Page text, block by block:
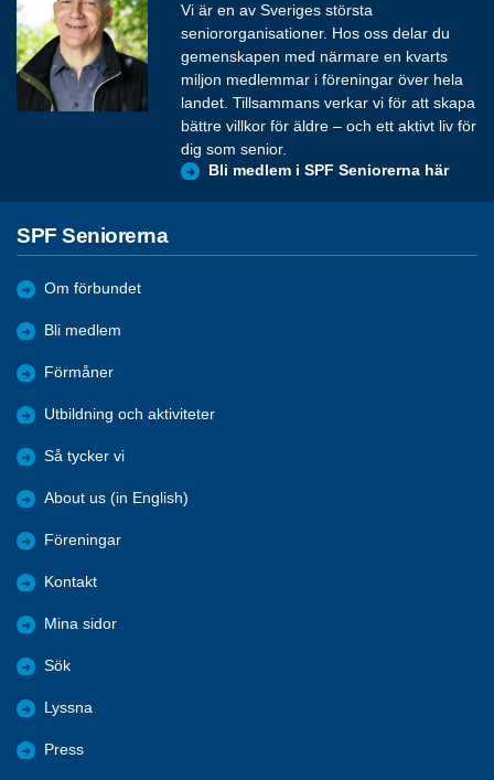
Vi är en av Sveriges största
seniororganisationer. Hos oss delar du
gemenskapen med närmare en kvarts
miljon medlemmar i föreningar över hela
landet. Tillsammans verkar vi för att skapa
bättre villkor för äldre – och ett aktivt liv för
dig som senior.
Bli medlem i SPF Seniorerna här
SPF Seniorerna
Om förbundet
Bli medlem
Förmåner
Utbildning och aktiviteter
Så tycker vi
About us (in English)
Föreningar
Kontakt
Mina sidor
Sök
Lyssna
Press